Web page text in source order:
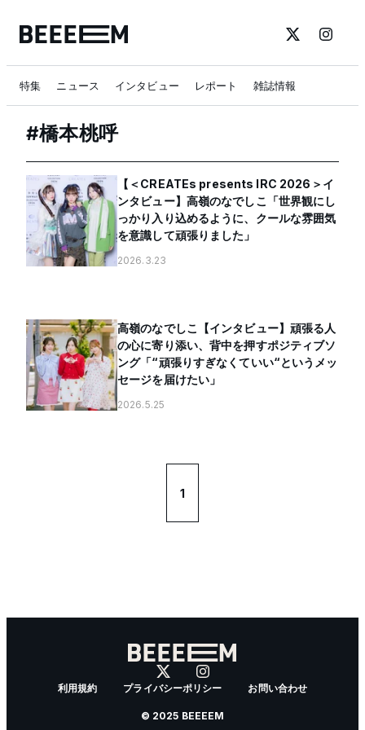
特集 ニュース インタビュー レポート 雑誌情報
#橋本桃呼
【＜CREATEs presents IRC 2026＞イ
ンタビュー】高嶺のなでしこ「世界観にし
っかり入り込めるように、クールな雰囲気
を意識して頑張りました」
2026.3.23
高嶺のなでしこ【インタビュー】頑張る人
の心に寄り添い、背中を押すポジティブソ
ング「“頑張りすぎなくていい“というメッ
セージを届けたい」
2026.5.25
1
利用規約 プライバシーポリシー お問い合わせ
© 2025 BEEEEM